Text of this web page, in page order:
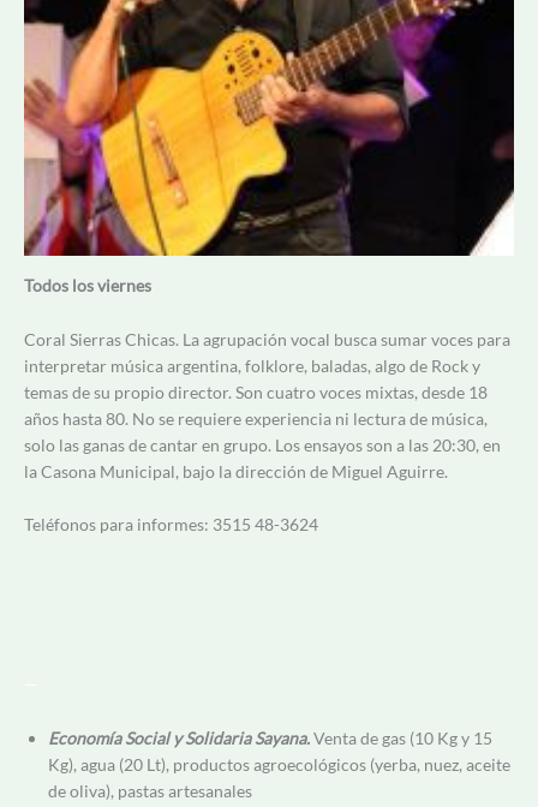
Todos los viernes
Coral Sierras Chicas. La agrupación vocal busca sumar voces para
interpretar música argentina, folklore, baladas, algo de Rock y
temas de su propio director. Son cuatro voces mixtas, desde 18
años hasta 80. No se requiere experiencia ni lectura de música,
solo las ganas de cantar en grupo. Los ensayos son a las 20:30, en
la Casona Municipal, bajo la dirección de Miguel Aguirre.
Teléfonos para informes: 3515 48-3624
Economía Social y Solidaria Sayana.Venta de gas (10 Kg y 15
Kg), agua (20 Lt), productos agroecológicos (yerba, nuez, aceite
de oliva), pastas artesanales